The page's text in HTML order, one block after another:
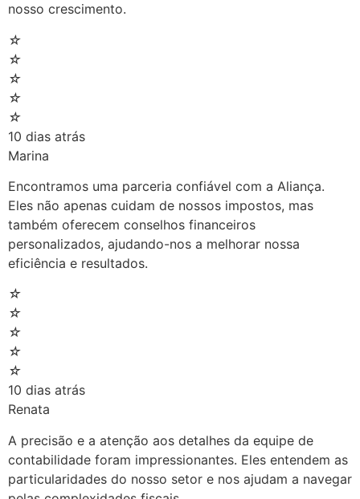
nosso crescimento.
☆
☆
☆
☆
☆
10 dias atrás
Marina
Encontramos uma parceria confiável com a Aliança.
Eles não apenas cuidam de nossos impostos, mas
também oferecem conselhos financeiros
personalizados, ajudando-nos a melhorar nossa
eficiência e resultados.
☆
☆
☆
☆
☆
10 dias atrás
Renata
A precisão e a atenção aos detalhes da equipe de
contabilidade foram impressionantes. Eles entendem as
particularidades do nosso setor e nos ajudam a navegar